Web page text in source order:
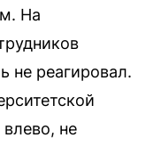
На
не реагировал.
не